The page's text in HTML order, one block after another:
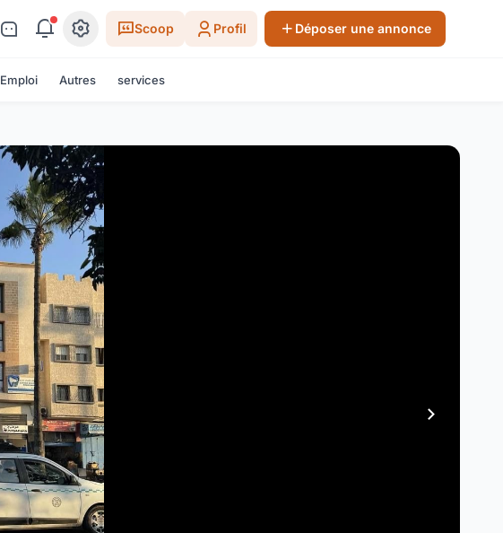
Scoop Profil Déposer une annonce
Emploi Autres services